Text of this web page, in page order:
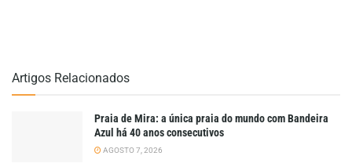
Artigos Relacionados
Praia de Mira: a única praia do mundo com Bandeira
Azul há 40 anos consecutivos
AGOSTO 7, 2026